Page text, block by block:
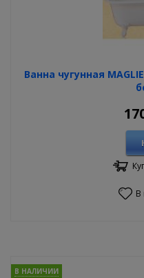
Ванна чугунная
В
В НАЛИЧИИ